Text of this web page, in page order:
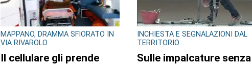
MAPPANO, DRAMMA SFIORATO IN
VIA RIVAROLO
Il cellulare gli prende
INCHIESTA E SEGNALAZIONI DAL
TERRITORIO
Sulle impalcature senza